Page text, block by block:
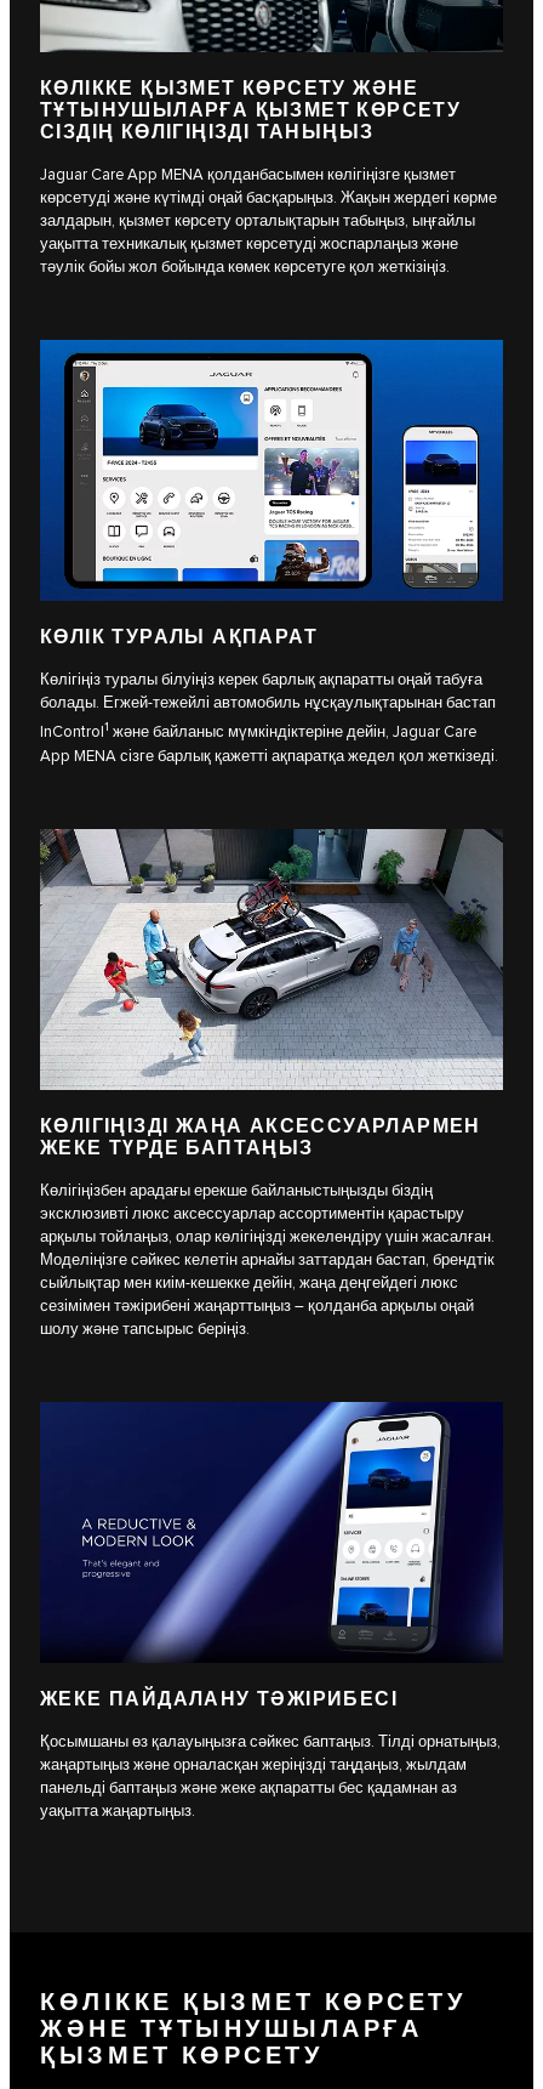
КӨЛІККЕ ҚЫЗМЕТ КӨРСЕТУ ЖӘНЕ
ТҰТЫНУШЫЛАРҒА ҚЫЗМЕТ КӨРСЕТУ
СІЗДІҢ КӨЛІГІҢІЗДІ ТАНЫҢЫЗ
Jaguar Care App MENA қолданбасымен көлігіңізге қызмет
көрсетуді және күтімді оңай басқарыңыз. Жақын жердегі көрме
залдарын, қызмет көрсету орталықтарын табыңыз, ыңғайлы
уақытта техникалық қызмет көрсетуді жоспарлаңыз және
тәулік бойы жол бойында көмек көрсетуге қол жеткізіңіз.
КӨЛІК ТУРАЛЫ АҚПАРАТ
Көлігіңіз туралы білуіңіз керек барлық ақпаратты оңай табуға
болады. Егжей-тежейлі автомобиль нұсқаулықтарынан бастап
InControl1 және байланыс мүмкіндіктеріне дейін, Jaguar Care
App MENA сізге барлық қажетті ақпаратқа жедел қол жеткізеді.
КӨЛІГІҢІЗДІ ЖАҢА АКСЕССУАРЛАРМЕН
ЖЕКЕ ТҮРДЕ БАПТАҢЫЗ
Көлігіңізбен арадағы ерекше байланыстыңызды біздің
эксклюзивті люкс аксессуарлар ассортиментін қарастыру
арқылы тойлаңыз, олар көлігіңізді жекелендіру үшін жасалған.
Моделіңізге сәйкес келетін арнайы заттардан бастап, брендтік
сыйлықтар мен киім-кешекке дейін, жаңа деңгейдегі люкс
сезімімен тәжірибені жаңарттыңыз – қолданба арқылы оңай
шолу және тапсырыс беріңіз.
ЖЕКЕ ПАЙДАЛАНУ ТӘЖІРИБЕСІ
Қосымшаны өз қалауыңызға сәйкес баптаңыз. Тілді орнатыңыз,
жаңартыңыз және орналасқан жеріңізді таңдаңыз, жылдам
панельді баптаңыз және жеке ақпаратты бес қадамнан аз
уақытта жаңартыңыз.
КӨЛІККЕ ҚЫЗМЕТ КӨРСЕТУ
ЖӘНЕ ТҰТЫНУШЫЛАРҒА
ҚЫЗМЕТ КӨРСЕТУ